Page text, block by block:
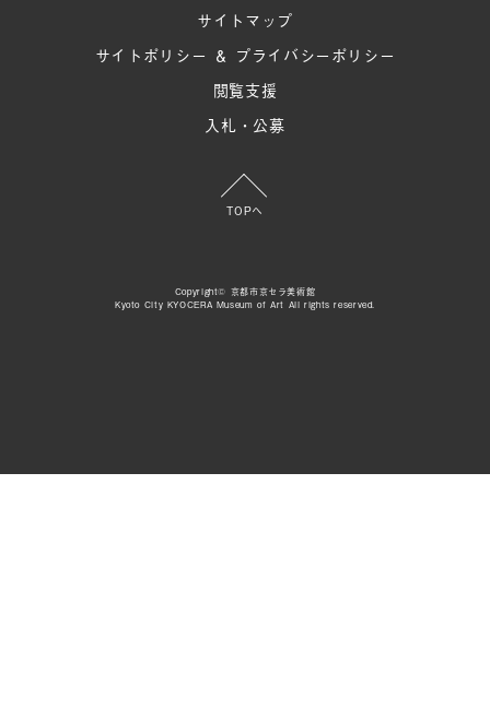
サイトマップ
サイトポリシー ＆ プライバシーポリシー
閲覧支援
入札・公募
TOPへ
Copyright© 京都市京セラ美術館
Kyoto City KYOCERA Museum of Art All rights reserved.